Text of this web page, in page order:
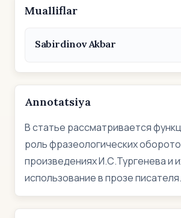
Mualliflar
Sabirdinov Akbar
Annotatsiya
В статье рассматривается
роль фразеологических
произведениях И.С.Тургенева и
использование в прозе писателя.